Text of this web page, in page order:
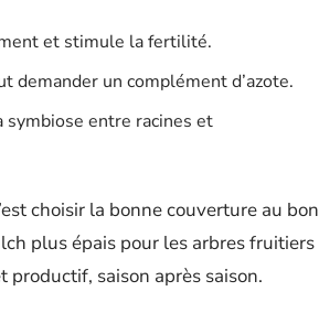
et stimule la fertilité.
demander un complément d’azote.
entre racines et
choisir la bonne couverture au bon
plus épais pour les arbres fruitiers
productif, saison après saison.